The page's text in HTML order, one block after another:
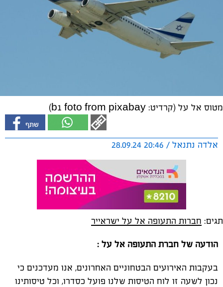
מטוס אל על (קרדיט: b1 foto from pixabay)
אלדה נתנאל / 20:46 28.09.24
תגים: חברות התעופה אל על ישראייר
הודעה של חברת התעופה אל על :
בעקבות האירועים הבטחוניים האחרונים, אנו מעדכנים כי
נכון לשעה זו לוח הטיסות שלנו פועל כסדרו, וכל טיסותינו